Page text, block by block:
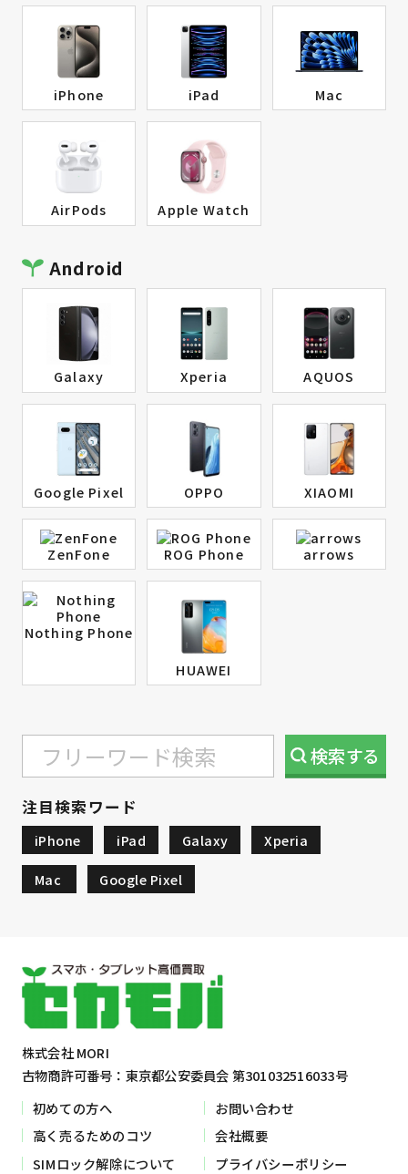
iPhone iPad Mac
AirPods Apple Watch
Android
Galaxy Xperia AQUOS
Google Pixel OPPO XIAOMI
ZenFone ROG Phone arrows
Nothing Phone
HUAWEI
検索する
注目検索ワード
iPhone iPad Galaxy Xperia
Mac Google Pixel
株式会社 MORI
古物商許可番号：東京都公安委員会 第301032516033号
初めての方へ
高く売るためのコツ
SIMロック解除について
お問い合わせ
会社概要
プライバシーポリシー